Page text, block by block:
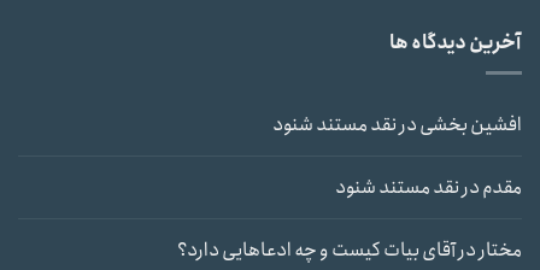
آخرین دیدگاه ها
افشین بخشیدرنقد مستند شنود
مقدمدرنقد مستند شنود
مختاردرآقای بیات کیست و چه ادعاهایی دارد؟